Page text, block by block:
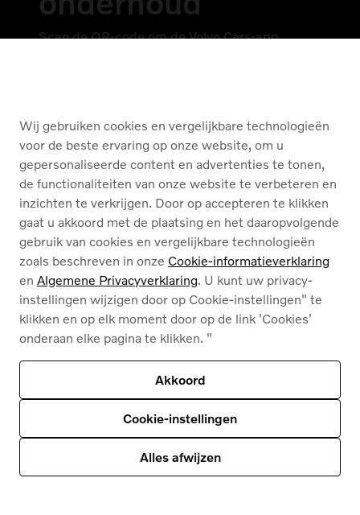
Scan de QR-code om de Volvo Cars-app
D'Hondt
Inhoud van deze pagina
Algemene privacyverklaring voor Volvo Cars
Wij gebruiken cookies en vergelijkbare technologieën
voor de beste ervaring op onze website, om u
gepersonaliseerde content en advertenties te tonen,
de functionaliteiten van onze website te verbeteren en
inzichten te verkrijgen. Door op accepteren te klikken
gaat u akkoord met de plaatsing en het daaropvolgende
gebruik van cookies en vergelijkbare technologieën
zoals beschreven in onze Cookie-informatieverklaring
en Algemene Privacyverklaring. U kunt uw privacy-
instellingen wijzigen door op Cookie-instellingen" te
klikken en op elk moment door op de link 'Cookies'
onderaan elke pagina te klikken. "
Akkoord
Cookie-instellingen
Alles afwijzen